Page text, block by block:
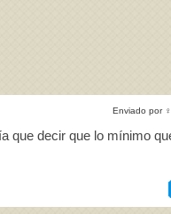
Enviado por ♀
que decir que lo mínimo